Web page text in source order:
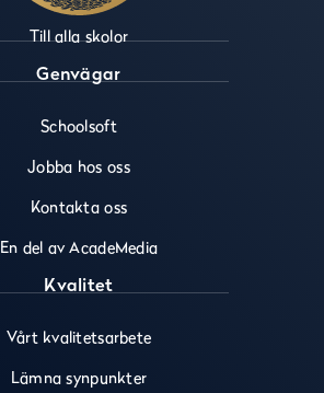
Till alla skolor
Genvägar
Schoolsoft
Jobba hos oss
Kontakta oss
En del av AcadeMedia
Kvalitet
Vårt kvalitetsarbete
Lämna synpunkter